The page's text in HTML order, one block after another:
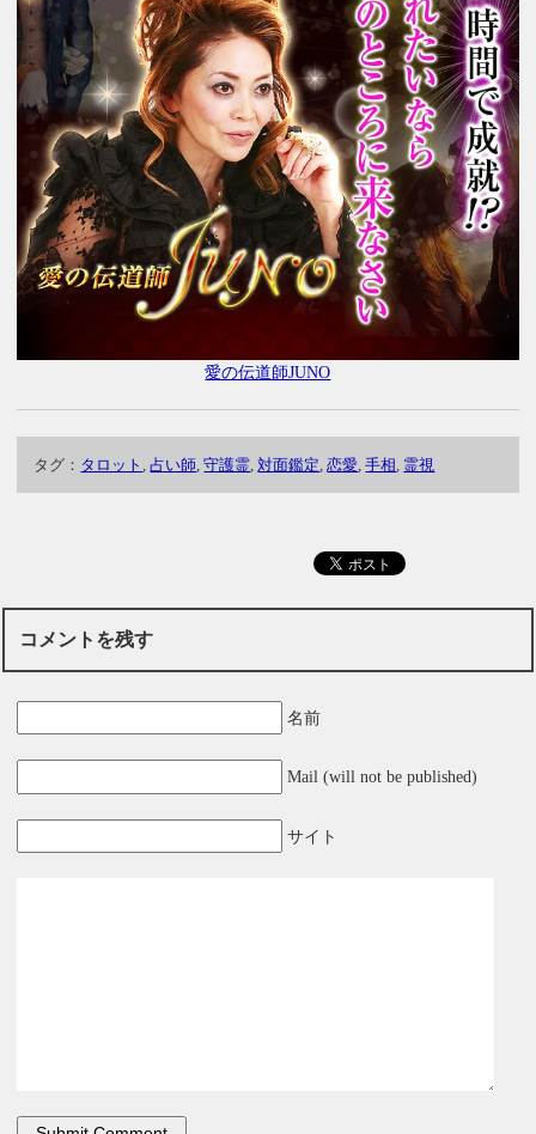
愛の伝道師JUNO
タグ： タロット ,占い師,守護霊,対面鑑定,恋愛,手相, 霊視
コメントを残す
名前
Mail (will not be published)
サイト